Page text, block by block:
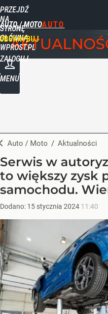
PRZEJDŹ
NA
STRONĘ
GŁÓWNĄ
WPROST.PL
AUTO / MOTO
ZALOGUJ
MENU
Auto / Moto / Aktualności
Serwis w
to większy zysk
samochodu.
Dodano: 15 stycznia 2024 11:40